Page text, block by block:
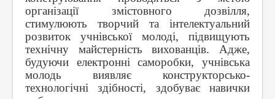
організації змістовного дозвілля,
стимулюють творчий та інтелектуальний
розвиток учнівської молоді, підвищують
технічну майстерність вихованців. Адже,
будуючи електронні саморобки, учнівська
молодь виявляє конструкторсько-
технологічні здібності, здобуває навички